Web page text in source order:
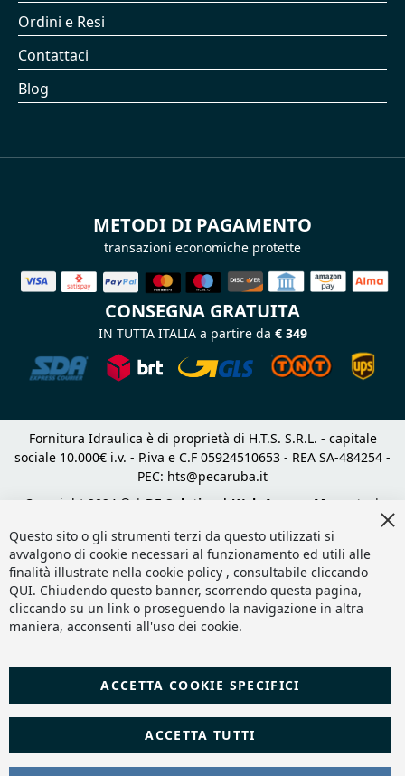
Ordini e Resi
Contattaci
Blog
METODI DI PAGAMENTO
transazioni economiche protette
CONSEGNA GRATUITA
IN TUTTA ITALIA a partire da € 349
Fornitura Idraulica è di proprietà di H.T.S. S.R.L. - capitale
sociale 10.000€ i.v. - P.iva e C.F 05924510653 - REA SA-484254 -
PEC: hts@pecaruba.it
Copyright 2024 © | DF Solution | Web Agency Magento
|
Questo sito o gli strumenti terzi da questo utilizzati si
avvalgono di cookie necessari al funzionamento ed utili alle
finalità illustrate nella cookie policy , consultabile cliccando
QUI. Chiudendo questo banner, scorrendo questa pagina,
cliccando su un link o proseguendo la navigazione in altra
maniera, acconsenti all'uso dei cookie.
ACCETTA TUTTI
ACCETTA COOKIE SPECIFICI